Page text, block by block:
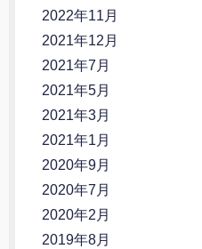
2022年11月
2021年12月
2021年7月
2021年5月
2021年3月
2021年1月
2020年9月
2020年7月
2020年2月
2019年8月